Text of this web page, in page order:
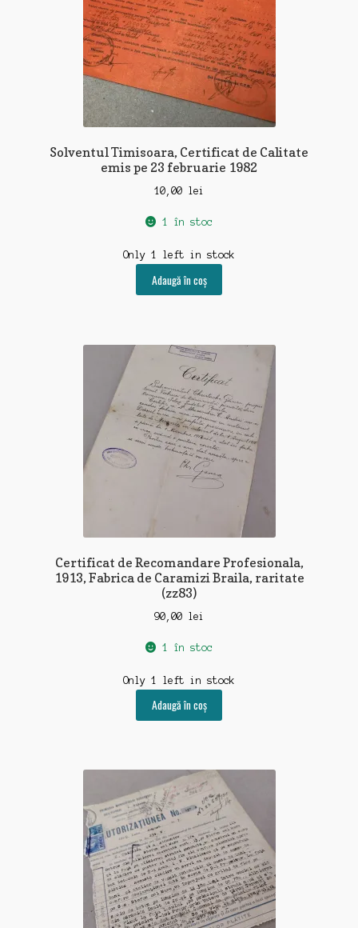
Solventul Timisoara, Certificat de Calitate
emis pe 23 februarie 1982
10,00 lei
1 în stoc
Only 1 left in stock
Adaugă în coș
Certificat de Recomandare Profesionala,
1913, Fabrica de Caramizi Braila, raritate
(zz83)
90,00 lei
1 în stoc
Only 1 left in stock
Adaugă în coș